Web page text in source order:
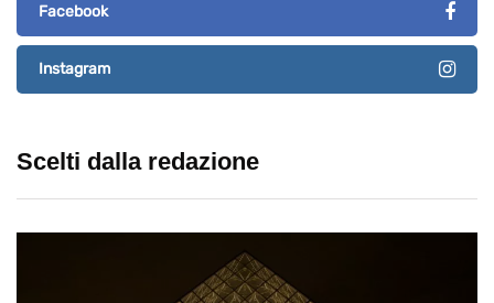
Facebook
Instagram
Scelti dalla redazione